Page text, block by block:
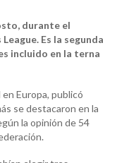
durante el
Es la segunda
incluido en la terna
Europa, publicó
se destacaron en la
la opinión de 54